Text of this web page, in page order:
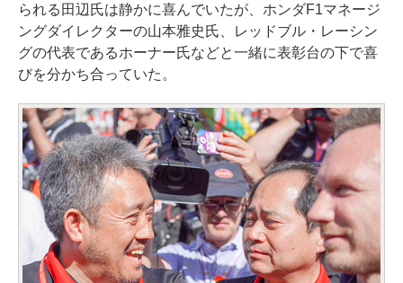
られる田辺氏は静かに喜んでいたが、ホンダF1マネージ
ングダイレクターの山本雅史氏、レッドブル・レーシン
グの代表であるホーナー氏などと一緒に表彰台の下で喜
びを分かち合っていた。